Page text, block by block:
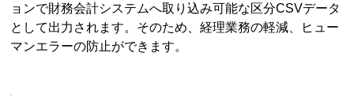
ョンで財務会計システムへ取り込み可能な区分CSVデータ
として出力されます。そのため、経理業務の軽減、ヒュー
マンエラーの防止ができます。